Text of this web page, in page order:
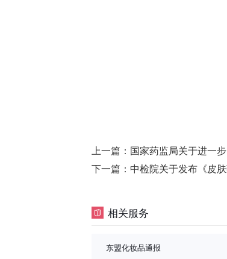
上一篇： 国家药监局关于进一
下一篇： 中检院关于发布《皮
相关服务
东盟化妆品通报